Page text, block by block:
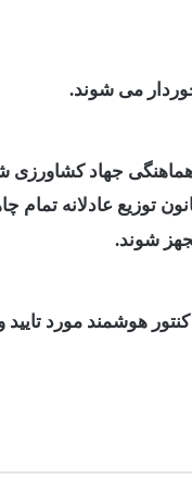
جهاد کشاورزی
هوشمند مورد تایید